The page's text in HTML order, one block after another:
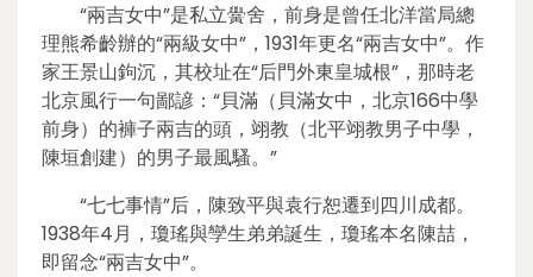
“兩吉女中”是私立黌舍，前身是曾任北洋當局總
理熊希齡辦的“兩級女中”，1931年更名“兩吉女中”。作
家王景山鉤沉，其校址在“后門外東皇城根”，那時老
北京風行一句鄙諺：“貝滿（貝滿女中，北京166中學
前身）的褲子兩吉的頭，翊教（北平翊教男子中學，
陳垣創建）的男子最風騷。”
“七七事情”后，陳致平與袁行恕遷到四川成都。
1938年4月，瓊瑤與孿生弟弟誕生，瓊瑤本名陳喆，
即留念“兩吉女中”。